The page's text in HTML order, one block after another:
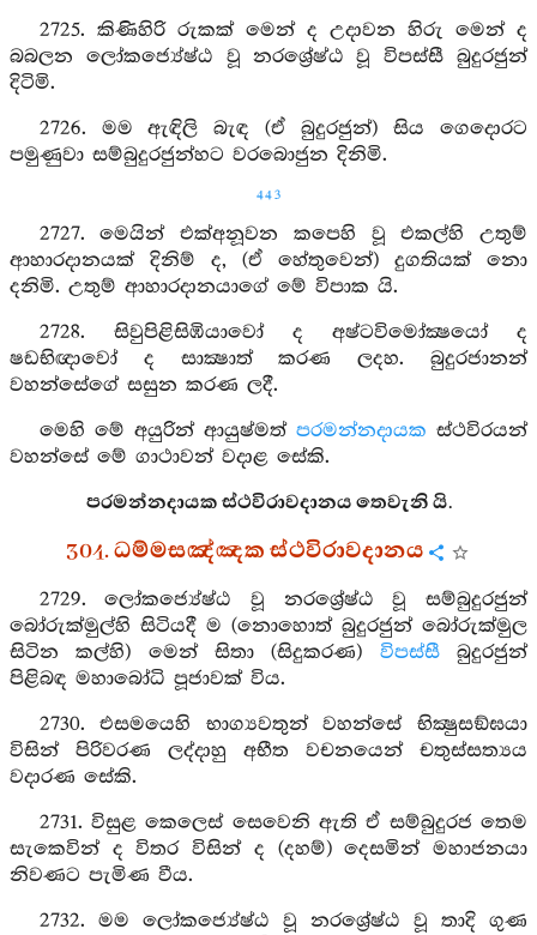
2725. කිණිහිරි රුකක් මෙන් ද උදාවන හිරු මෙන් ද
බබලන ලෝකජ්‍යේෂ්ඨ වූ නරශ්‍රේෂ්ඨ වූ විපස්සී බුදුරජුන්
දිටිමි.
2726. මම ඇඳිලි බැඳ (ඒ බුදුරජුන්) සිය ගෙදොරට
පමුණුවා සම්බුදුරජුන්හට වරබොජුන දිනිමි.
443
2727. මෙයින් එක්අනූවන කපෙහි වූ එකල්හි උතුම්
ආහාරදානයක් දිනිම් ද, (ඒ හේතුවෙන්) දුගතියක් නො
දනිමි. උතුම් ආහාරදානයාගේ මේ විපාක යි.
2728. සිවුපිළිසිඹියාවෝ ද අෂ්ටවිමෝක්‍ෂයෝ ද
ෂඩභිඥාවෝ ද සාක්‍ෂාත් කරණ ලදහ. බුදුරජානන්
වහන්සේගේ සසුන කරණ ලදී.
මෙහි මේ අයුරින් ආයුෂ්මත් පරමන්නදායක ස්ථවිරයන්
වහන්සේ මේ ගාථාවන් වදාළ සේකි.
පරමන්නදායක ස්ථවිරාවදානය තෙවැනි යි.
304. ධම්මසඤ්ඤක ස්ථවිරාවදානය
2729. ලෝකජ්‍යේෂ්ඨ වූ නරශ්‍රේෂ්ඨ වූ සම්බුදුරජුන්
බෝරුක්මුල්හි සිටියදී ම (නොහොත් බුදුරජුන් බෝරුක්මුල
සිටින කල්හි) මෙන් සිතා (සිදුකරණ) විපස්සීබුදුරජුන්
පිළිබඳ මහාබෝධි පූජාවක් විය.
2730. එසමයෙහි භාග්‍යවතුන් වහන්සේ භික්‍ෂුසඞ්ඝයා
විසින් පිරිවරණ ලද්දාහු අභීත වචනයෙන් චතුස්සත්‍යය
වදාරණ සේකි.
2731. විසුළ කෙලෙස් සෙවෙනි ඇති ඒ සම්බුදුරජ තෙම
සැකෙවින් ද විතර විසින් ද (දහම්) දෙසමින් මහාජනයා
නිවණට පැමිණ වීය.
2732. මම ලෝකජ්‍යේෂ්ඨ වූ නරශ්‍රේෂ්ඨ වූ තාදි ගුණ